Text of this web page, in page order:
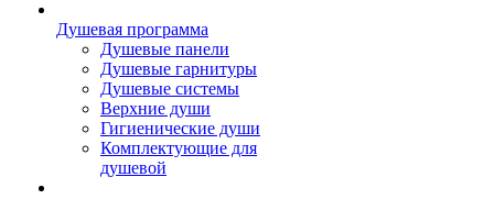
Душевая программа
Душевые панели
Душевые гарнитуры
Душевые системы
Верхние души
Гигиенические души
Комплектующие для
душевой